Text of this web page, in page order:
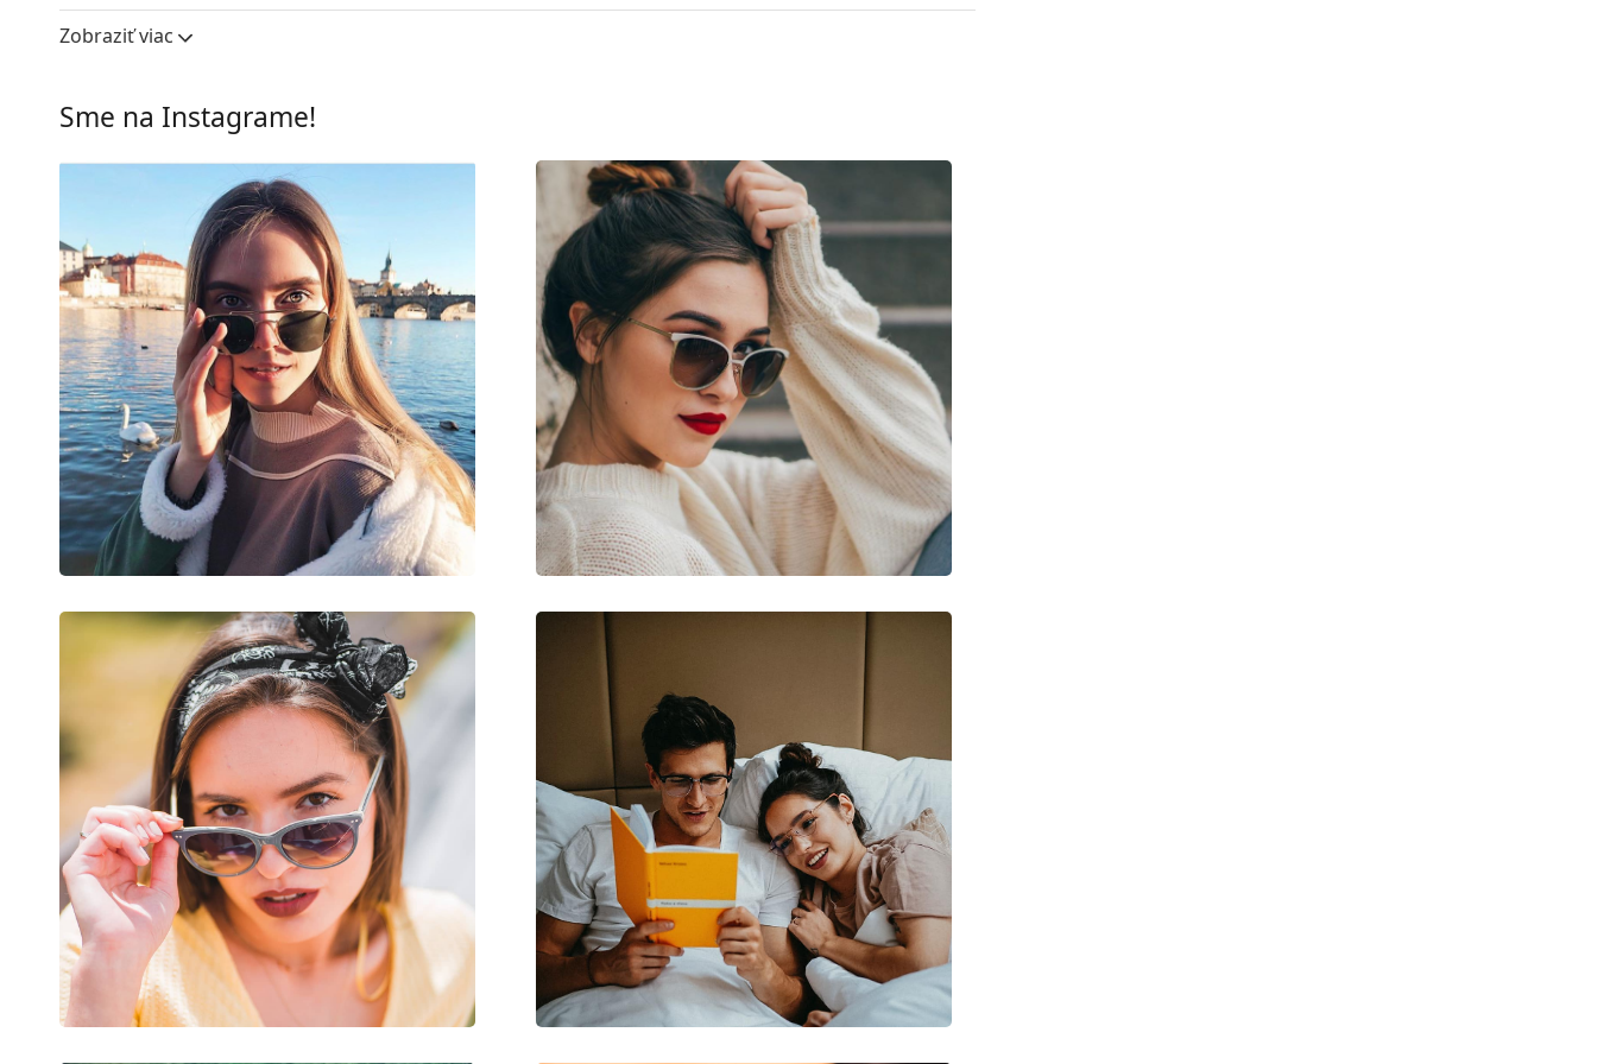
Šírka očnice:
58 mm
Rám
Materiál rámov:
Plast
Veľkosť:
L
Šírka:
143 mm
Dĺžka stranice:
145 mm
Šírka mostíka:
19 mm
Hmotnosť:
220 g
Nastaviteľné sedielka:
Nie
Príslušenstvo
Puzdro:
Áno
Ostatné
Pánske
Kategória:
Slnečné okuliare
Značka:
Persol
Použitie:
Móda
Kód:
PO3048S 95/31 58
Dostupné s dioptrickými
šošovkami:
Nie
Zobraziť viac
Sme na Instagrame!